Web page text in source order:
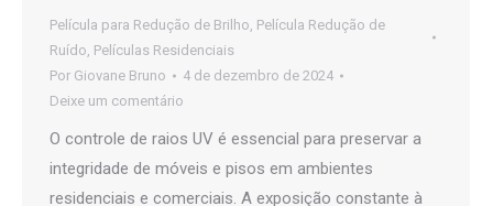
Película para Redução de Brilho, Película Redução de
Ruído, Películas Residenciais
Por Giovane Bruno
4 de dezembro de 2024
Deixe um comentário
O controle de raios UV é essencial para preservar a
integridade de móveis e pisos em ambientes
residenciais e comerciais. A exposição constante à